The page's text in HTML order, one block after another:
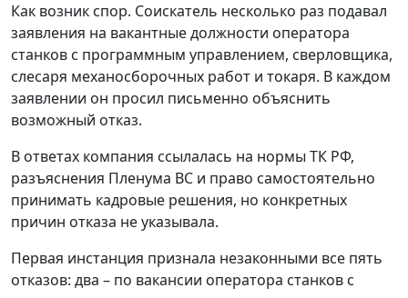
Как возник спор. Соискатель несколько раз подавал
заявления на вакантные должности оператора
станков с программным управлением, сверловщика,
слесаря механосборочных работ и токаря. В каждом
заявлении он просил письменно объяснить
возможный отказ.
В ответах компания ссылалась на нормы ТК РФ,
разъяснения Пленума ВС и право самостоятельно
принимать кадровые решения, но конкретных
причин отказа не указывала.
Первая инстанция признала незаконными все пять
отказов: два – по вакансии оператора станков с